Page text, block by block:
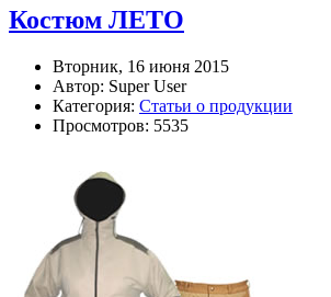
Костюм ЛЕТО
Вторник, 16 июня 2015
Автор: Super User
Категория: Статьи о продукции
Просмотров: 5535